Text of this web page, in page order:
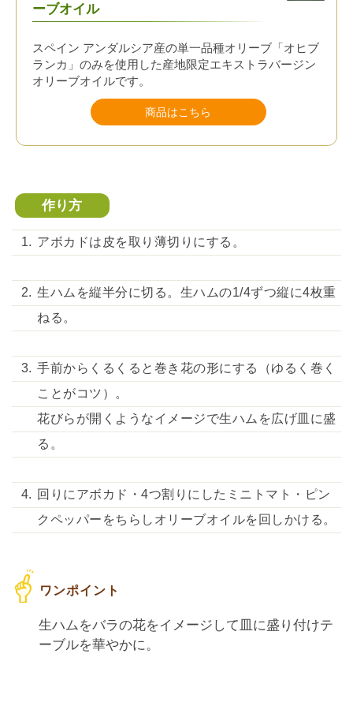
ーブオイル
スペイン アンダルシア産の単一品種オリーブ「オヒブ
ランカ」のみを使用した産地限定エキストラバージン
オリーブオイルです。
商品はこちら
作り方
アボカドは皮を取り薄切りにする。
生ハムを縦半分に切る。生ハムの1/4ずつ縦に4枚重
ねる。
手前からくるくると巻き花の形にする（ゆるく巻く
ことがコツ）。
花びらが開くようなイメージで生ハムを広げ皿に盛
る。
回りにアボカド・4つ割りにしたミニトマト・ピン
クペッパーをちらしオリーブオイルを回しかける。
生ハムをバラの花をイメージして皿に盛り付けテ
ーブルを華やかに。